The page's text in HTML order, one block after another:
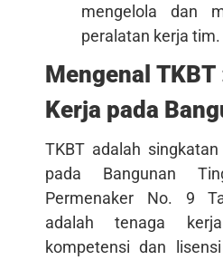
mengelola dan
peralatan kerja tim.
Mengenal TKBT
Kerja pada
TKBT adalah
pada Bangunan
Permenaker No. 9
adalah tenaga
kompetensi dan